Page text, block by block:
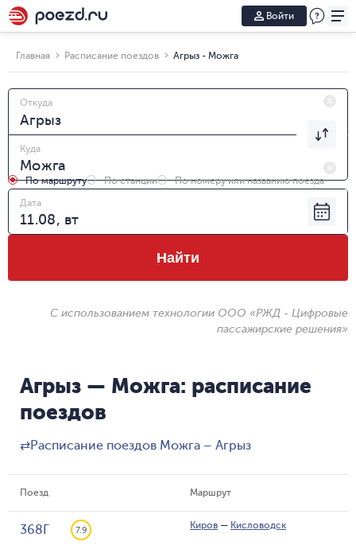
Войти
Главная Расписание поездов Агрыз - Можга
Откуда
Куда
По маршруту По станции
По номеру или названию поезда
Дата
Найти
С использованием технологии ООО «РЖД - Цифровые
пассажирские решения»
Агрыз — Можга: расписание
поездов
⇄Расписание поездов Можга – Агрыз
Поезд Маршрут
368Г 7.9 Киров — Кисловодск